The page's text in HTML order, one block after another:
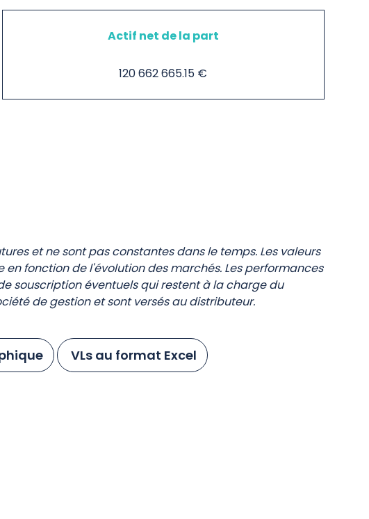
Actif net de la part
120 662 665.15 €
et ne sont pas constantes dans le temps. Les valeurs
fonction de l'évolution des marchés. Les performances
souscription éventuels qui restent à la charge du
de gestion et sont versés au distributeur.
VLs au format Excel